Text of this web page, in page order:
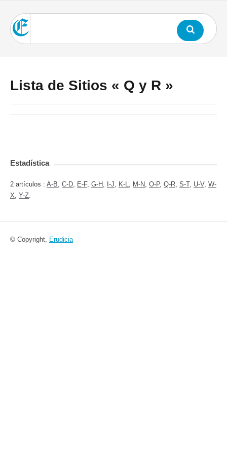
Lista de Sitios « Q y R »
Estadística
2 artículos : A-B, C-D, E-F, G-H , I-J, K-L, M-N, O-P, Q-R, S-T, U-V, W-
X, Y-Z.
© Copyright, Erudicia